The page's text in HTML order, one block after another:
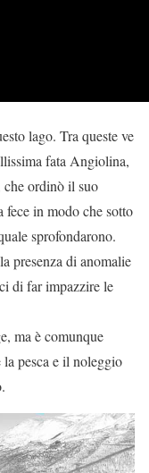
lago. Tra queste ve
fata Angiolina,
ordinò il suo
in modo che sotto
sprofondarono.
presenza di anomalie
di far impazzire le
ma è comunque
la pesca e il noleggio